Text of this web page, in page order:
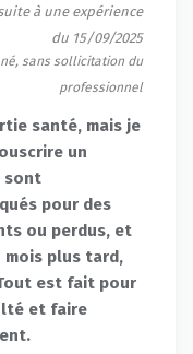
à une expérience
du 15/09/2025
sans sollicitation du
professionnel
santé, mais je
un
sont
pour des
ou perdus, et
mois plus tard,
est fait pour
et faire